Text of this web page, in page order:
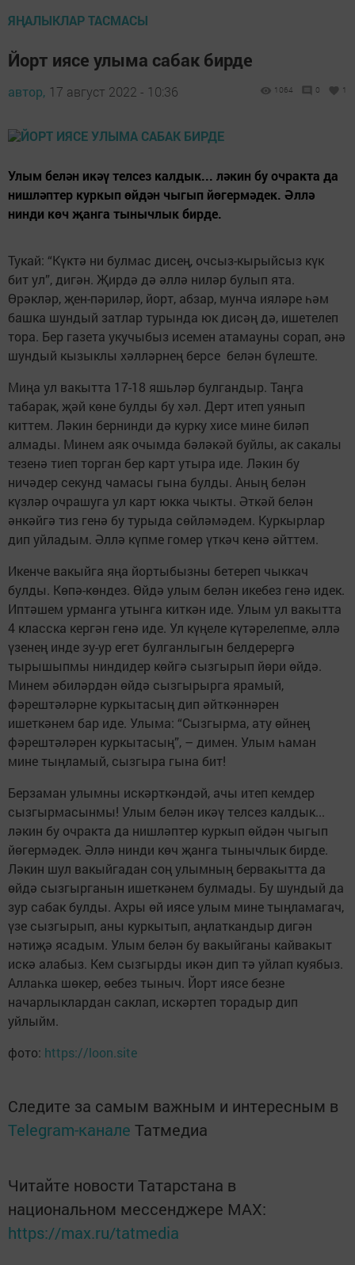
ЯҢАЛЫКЛАР ТАСМАСЫ
Йорт иясе улыма сабак бирде
автор, 17 август 2022 - 10:36 1064 0 1
Улым белән икәү телсез калдык... ләкин бу очракта да
нишләптер куркып өйдән чыгып йөгермәдек. Әллә
нинди көч җанга тынычлык бирде.
Тукай: “Күктә ни булмас дисең, очсыз-кырыйсыз күк
бит ул”, дигән. Җирдә дә әллә ниләр булып ята.
Өрәкләр, җен-пәриләр, йорт, абзар, мунча ияләре һәм
башка шундый затлар турында юк дисәң дә, ишетелеп
тора. Бер газета укучыбыз исемен атамауны сорап, әнә
шундый кызыклы хәлләрнең берсе белән бүлеште.
Миңа ул вакытта 17-18 яшьләр булгандыр. Таңга
табарак, җәй көне булды бу хәл. Дерт итеп уянып
киттем. Ләкин бернинди дә курку хисе мине биләп
алмады. Минем аяк очымда бәләкәй буйлы, ак сакалы
тезенә тиеп торган бер карт утыра иде. Ләкин бу
ничәдер секунд чамасы гына булды. Аның белән
күзләр очрашуга ул карт юкка чыкты. Әткәй белән
әнкәйгә тиз генә бу турыда сөйләмәдем. Куркырлар
дип уйладым. Әллә күпме гомер үткәч кенә әйттем.
Икенче вакыйга яңа йортыбызны бетереп чыккач
булды. Көпә-көндез. Өйдә улым белән икебез генә идек.
Иптәшем урманга утынга киткән иде. Улым ул вакытта
4 класска кергән генә иде. Ул күңеле күтәрелепме, әллә
үзенең инде зу-ур егет булганлыгын белдерергә
тырышыпмы ниндидер көйгә сызгырып йөри өйдә.
Минем әбиләрдән өйдә сызгырырга ярамый,
фәрештәләрне куркытасың дип әйткәннәрен
ишеткәнем бар иде. Улыма: “Сызгырма, ату өйнең
фәрештәләрен куркытасың”, – димен. Улым һаман
мине тыңламый, сызгыра гына бит!
Берзаман улымны искәрткәндәй, ачы итеп кемдер
сызгырмасынмы! Улым белән икәү телсез калдык...
ләкин бу очракта да нишләптер куркып өйдән чыгып
йөгермәдек. Әллә нинди көч җанга тынычлык бирде.
Ләкин шул вакыйгадан соң улымның бервакытта да
өйдә сызгырганын ишеткәнем булмады. Бу шундый да
зур сабак булды. Ахры өй иясе улым мине тыңламагач,
үзе сызгырып, аны куркытып, аңлаткандыр дигән
нәтиҗә ясадым. Улым белән бу вакыйганы кайвакыт
искә алабыз. Кем сызгырды икән дип тә уйлап куябыз.
Аллаһка шөкер, өебез тыныч. Йорт иясе безне
начарлыклардан саклап, искәртеп торадыр дип
уйлыйм.
фото: https://loon.site
Следите за самым важным и интересным в
Telegram-канале Татмедиа
Читайте новости Татарстана в
национальном мессенджере MАХ:
https://max.ru/tatmedia